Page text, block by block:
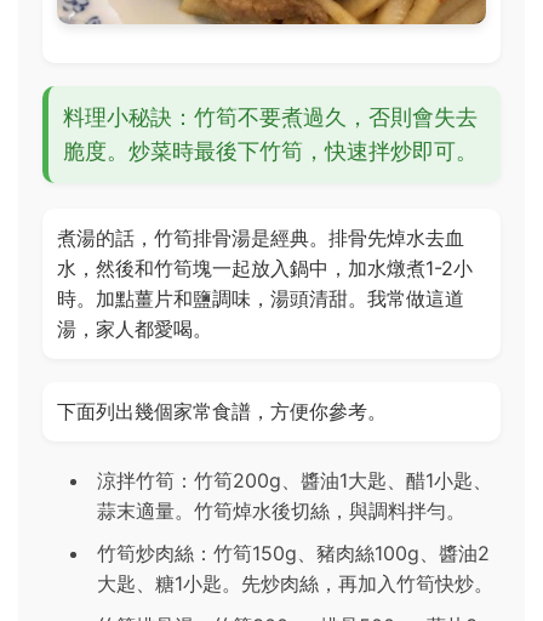
料理小秘訣：竹筍不要煮過久，否則會失去
脆度。炒菜時最後下竹筍，快速拌炒即可。
煮湯的話，竹筍排骨湯是經典。排骨先焯水去血
水，然後和竹筍塊一起放入鍋中，加水燉煮1-2小
時。加點薑片和鹽調味，湯頭清甜。我常做這道
湯，家人都愛喝。
下面列出幾個家常食譜，方便你參考。
涼拌竹筍：竹筍200g、醬油1大匙、醋1小匙、
蒜末適量。竹筍焯水後切絲，與調料拌勻。
竹筍炒肉絲：竹筍150g、豬肉絲100g、醬油2
大匙、糖1小匙。先炒肉絲，再加入竹筍快炒。